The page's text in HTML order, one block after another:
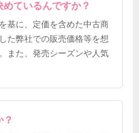
ているんですか？
基に、定価を含めた中古商
た弊社での販売価格等を想
また、発売シーズンや人気
？